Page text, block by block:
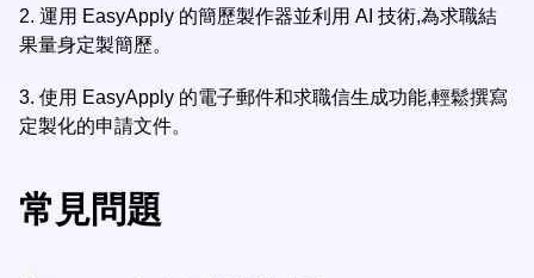
2. 運用 EasyApply 的簡歷製作器並利用 AI 技術,為求職結
果量身定製簡歷。
3. 使用 EasyApply 的電子郵件和求職信生成功能,輕鬆撰寫
定製化的申請文件。
常見問題